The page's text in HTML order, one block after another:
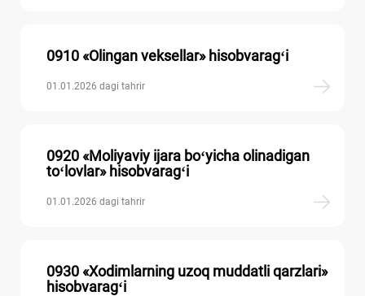
0910 «Olingan veksellar» hisobvaragʻi
01.01.2026 dagi tahrir
0920 «Moliyaviy ijara boʻyicha olinadigan
toʻlovlar» hisobvaragʻi
01.01.2026 dagi tahrir
0930 «Xodimlarning uzoq muddatli qarzlari»
hisobvaragʻi